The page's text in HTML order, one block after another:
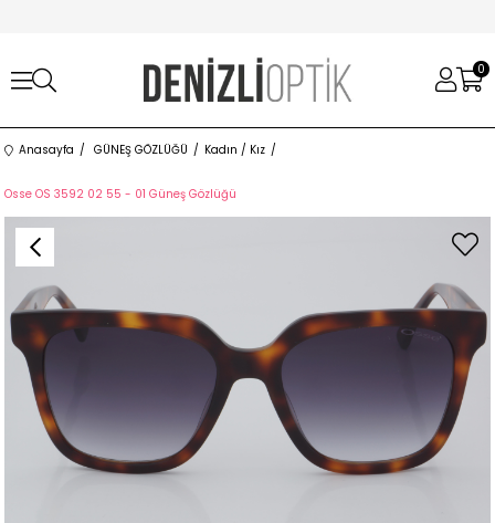
0
Anasayfa GÜNEŞ GÖZLÜĞÜ Kadın / Kız
Osse OS 3592 02 55 - 01 Güneş Gözlüğü